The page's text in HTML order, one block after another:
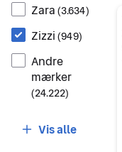
Zara (3.634)
Zizzi (949)
Andre
mærker
(24.222)
Vis alle